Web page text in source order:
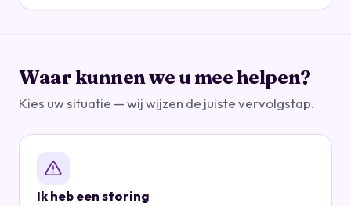
Waar kunnen we u mee helpen?
Kies uw situatie — wij wijzen de juiste vervolgstap.
Ik heb een storing